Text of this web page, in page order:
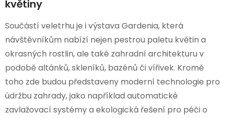
květiny
Součástí veletrhu je i výstava Gardenia, která
návštěvníkům nabízí nejen pestrou paletu květin a
okrasných rostlin, ale také zahradní architekturu v
podobě altánků, skleníků, bazénů či vířivek. Kromě
toho zde budou představeny moderní technologie pro
údržbu zahrady, jako například automatické
zavlažovací systémy a ekologická řešení pro péči o